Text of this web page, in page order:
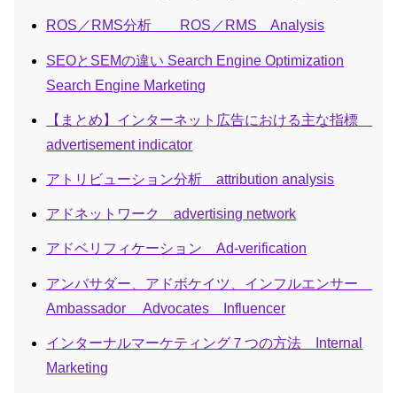
ROS／RMS分析 ROS／RMS Analysis
SEOとSEMの違い Search Engine Optimization
Search Engine Marketing
【まとめ】インターネット広告における主な指標
advertisement indicator
アトリビューション分析 attribution analysis
アドネットワーク advertising network
アドベリフィケーション Ad-verification
アンバサダー、アドボケイツ、インフルエンサー
Ambassador Advocates Influencer
インターナルマーケティング７つの方法 Internal
Marketing